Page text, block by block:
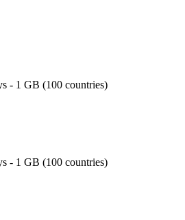
- 1 GB (100 countries)
- 1 GB (100 countries)